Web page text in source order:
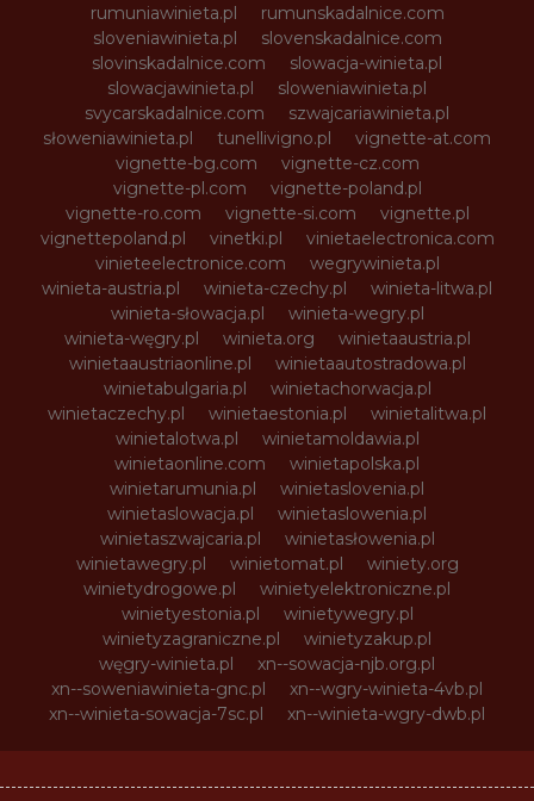
rumuniawinieta.pl
rumunskadalnice.com
sloveniawinieta.pl
slovenskadalnice.com
slovinskadalnice.com
slowacja-winieta.pl
slowacjawinieta.pl
sloweniawinieta.pl
svycarskadalnice.com
szwajcariawinieta.pl
słoweniawinieta.pl
tunellivigno.pl
vignette-at.com
vignette-bg.com
vignette-cz.com
vignette-pl.com
vignette-poland.pl
vignette-ro.com
vignette-si.com
vignette.pl
vignettepoland.pl
vinetki.pl
vinietaelectronica.com
vinieteelectronice.com
wegrywinieta.pl
winieta-austria.pl
winieta-czechy.pl
winieta-litwa.pl
winieta-słowacja.pl
winieta-wegry.pl
winieta-węgry.pl
winieta.org
winietaaustria.pl
winietaaustriaonline.pl
winietaautostradowa.pl
winietabulgaria.pl
winietachorwacja.pl
winietaczechy.pl
winietaestonia.pl
winietalitwa.pl
winietalotwa.pl
winietamoldawia.pl
winietaonline.com
winietapolska.pl
winietarumunia.pl
winietaslovenia.pl
winietaslowacja.pl
winietaslowenia.pl
winietaszwajcaria.pl
winietasłowenia.pl
winietawegry.pl
winietomat.pl
winiety.org
winietydrogowe.pl
winietyelektroniczne.pl
winietyestonia.pl
winietywegry.pl
winietyzagraniczne.pl
winietyzakup.pl
węgry-winieta.pl
xn--sowacja-njb.org.pl
xn--soweniawinieta-gnc.pl
xn--wgry-winieta-4vb.pl
xn--winieta-sowacja-7sc.pl
xn--winieta-wgry-dwb.pl